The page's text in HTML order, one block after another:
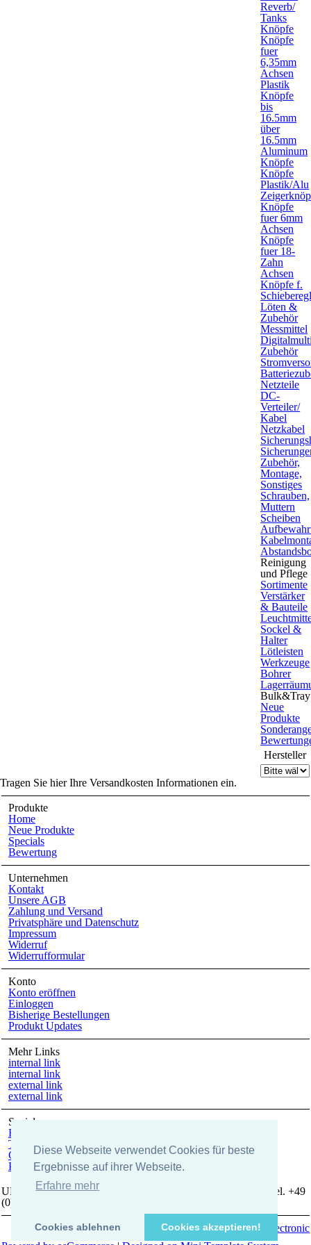
Diese Webseite verwendet Cookies für beste
Ergebnisse auf ihrer Webseite.
Erfahre mehr
Cookies ablehnen Cookies akzeptieren!
Reverb/
Tanks
Knöpfe
Knöpfe
fuer
6,35mm
Achsen
Plastik
Knöpfe
bis
16.5mm
über
16.5mm
Aluminum
Knöpfe
Knöpfe
Plastik/Alu
Knöpfe
fuer 6mm
Achsen
Knöpfe
fuer 18-
Zahn
Achsen
Knöpfe f.
Löten &
Zubehör
Messmittel
Zubehör
Netzteile
DC-
Verteiler/
Kabel
Netzkabel
Zubehör,
Montage,
Sonstiges
Schrauben,
Muttern
Scheiben
Reinigung
und Pflege
Sortimente
Verstärker
& Bauteile
Sockel &
Halter
Lötleisten
Werkzeuge
Bohrer
Bulk&Tray
Neue
Produkte
Hersteller
Tragen Sie hier Ihre Versandkosten Informationen ein.
Produkte
Home
Neue Produkte
Specials
Bewertung
Unternehmen
Kontakt
Unsere AGB
Zahlung und Versand
Privatsphäre und Datenschutz
Impressum
Widerruf
Widerrufformular
Konto
Konto eröffnen
Einloggen
Bisherige Bestellungen
Produkt Updates
Mehr Links
internal link
internal link
external link
external link
Social
Facebook
Twitter
Google +
Pinterest
UK-electronic Jonas Lauer Ringstrasse 8 66894 Krähenberg Tel. +49
(0)171 5347831
Copyright © 2026uk-electronic